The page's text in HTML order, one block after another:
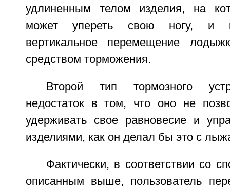
удлиненным телом изделия, на
может упереть свою ногу, и
вертикальное перемещение
средством торможения.
Второй тип тормозного
недостаток в том, что оно не
удерживать свое равновесие и
изделиями, как он делал бы это с
Фактически, в соответствии со
описанным выше, пользователь